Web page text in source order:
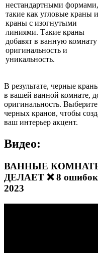
нестандартными формами,
такие как угловые краны
краны с изогнутыми
линиями. Такие краны
добавят в ванную комнату
оригинальность и
уникальность.
В результате, черные
в вашей ванной комнате,
оригинальность.
черных кранов, чтобы
ваш интерьер акцент.
Видео:
ВАННЫЕ
ДЕЛАЕТ ❌ 8
2023